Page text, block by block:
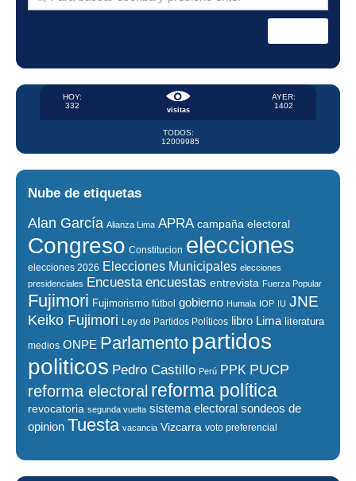
visitas
HOY:
332
AYER:
1402
TODOS:
12009985
Nube de etiquetas
Alan García Alianza Lima APRA campaña electoral
Congreso Constitucion elecciones
elecciones 2026 Elecciones Municipales elecciones
presidenciales Encuesta encuestas entrevista Fuerza Popular
Fujimori Fujimorismo fútbol gobierno Humala IOP IU JNE
Keiko Fujimori Ley de Partidos Políticos libro Lima literatura
medios ONPE Parlamento partidos
politicos Pedro Castillo Perú PPK PUCP
reforma electoral reforma política
revocatoria segunda vuelta sistema electoral sondeos de
opinion Tuesta vacancia Vizcarra voto preferencial